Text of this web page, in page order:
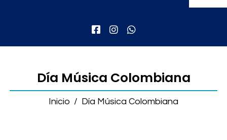
Día Música Colombiana
Inicio / Día Música Colombiana